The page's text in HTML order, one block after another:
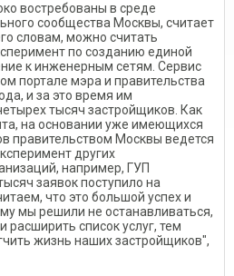
востребованы в среде
сообщества Москвы, считает
словам, можно считать
по созданию единой
к инженерным сетям. Сервис
портале мэра и правительства
и за это время им
тысяч застройщиков. Как
на основании уже имеющихся
правительством Москвы ведется
других
например, ГУП
заявок поступило на
что это большой успех и
мы решили не останавливаться,
расширить список услуг, тем
жизнь наших застройщиков",